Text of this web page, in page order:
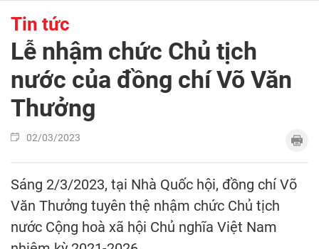
Tin tức
Lễ nhậm chức Chủ tịch
nước của đồng chí Võ Văn
Thưởng
02/03/2023
Sáng 2/3/2023, tại Nhà Quốc hội, đồng chí Võ
Văn Thưởng tuyên thệ nhậm chức Chủ tịch
nước Cộng hoà xã hội Chủ nghĩa Việt Nam